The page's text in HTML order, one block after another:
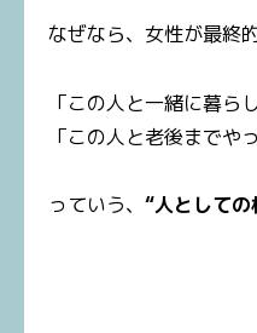
なぜなら、女性が最終
「この人と一緒に暮ら
「この人と老後までや
っていう、 “人としての